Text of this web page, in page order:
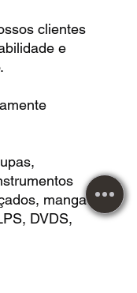
clientes
e
mangas,
DVDS,